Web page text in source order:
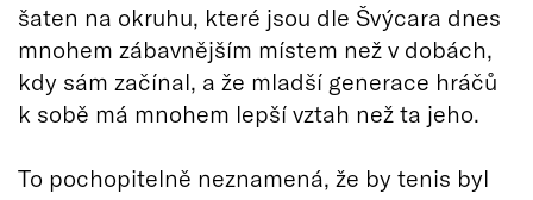
šaten na okruhu, které jsou dle Švýcara dnes
mnohem zábavnějším místem než v dobách,
kdy sám začínal, a že mladší generace hráčů
k sobě má mnohem lepší vztah než ta jeho.
To pochopitelně neznamená, že by tenis byl